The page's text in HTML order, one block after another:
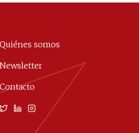
Quiénes somos
Newsletter
Contacto